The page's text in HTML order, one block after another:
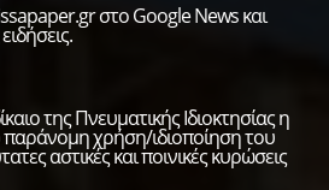
στο Google News και
της Πνευματικής Ιδιοκτησίας η
χρήση/ιδιοποίηση του
αστικές και ποινικές κυρώσεις